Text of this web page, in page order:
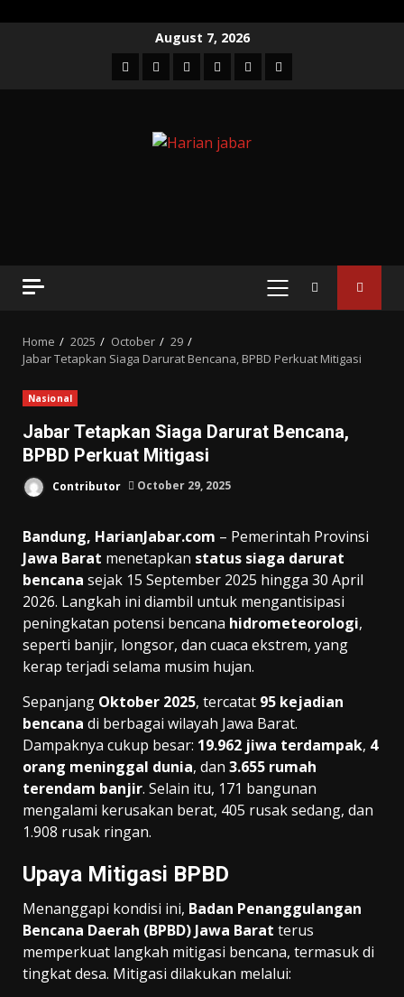
August 7, 2026
Facebook
TwitterLinkedin
VK YoutubeInstagram
PRIMARY
Home 2025 October
29
Jabar Tetapkan Siaga Darurat Bencana, BPBD Perkuat Mitigasi
Nasional
Jabar Tetapkan Siaga Darurat Bencana,
BPBD Perkuat Mitigasi
Contributor October 29, 2025
Bandung, HarianJabar.com – Pemerintah Provinsi
Jawa Barat menetapkan status siaga darurat
bencana sejak 15 September 2025 hingga 30 April
2026. Langkah ini diambil untuk mengantisipasi
peningkatan potensi bencana hidrometeorologi,
seperti banjir, longsor, dan cuaca ekstrem, yang
kerap terjadi selama musim hujan.
Sepanjang Oktober 2025, tercatat 95 kejadian
bencana di berbagai wilayah Jawa Barat.
Dampaknya cukup besar: 19.962 jiwa terdampak, 4
orang meninggal dunia, dan 3.655 rumah
terendam banjir. Selain itu, 171 bangunan
mengalami kerusakan berat, 405 rusak sedang, dan
1.908 rusak ringan.
Upaya Mitigasi BPBD
Menanggapi kondisi ini, Badan Penanggulangan
Bencana Daerah (BPBD) Jawa Barat terus
memperkuat langkah mitigasi bencana, termasuk di
tingkat desa. Mitigasi dilakukan melalui: